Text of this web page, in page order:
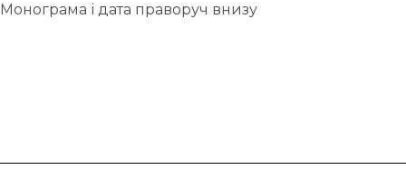
Монограма і дата праворуч внизу